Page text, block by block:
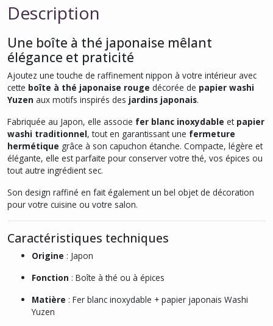
Description
Une boîte à thé japonaise mêlant
élégance et praticité
Ajoutez une touche de raffinement nippon à votre intérieur avec
cette boîte à thé japonaise rouge décorée de papier washi
Yuzen aux motifs inspirés des jardins japonais.
Fabriquée au Japon, elle associe fer blanc inoxydable et papier
washi traditionnel, tout en garantissant une fermeture
hermétique grâce à son capuchon étanche. Compacte, légère et
élégante, elle est parfaite pour conserver votre thé, vos épices ou
tout autre ingrédient sec.
Son design raffiné en fait également un bel objet de décoration
pour votre cuisine ou votre salon.
Caractéristiques techniques
Origine : Japon
Fonction : Boîte à thé ou à épices
Matière : Fer blanc inoxydable + papier japonais Washi
Yuzen